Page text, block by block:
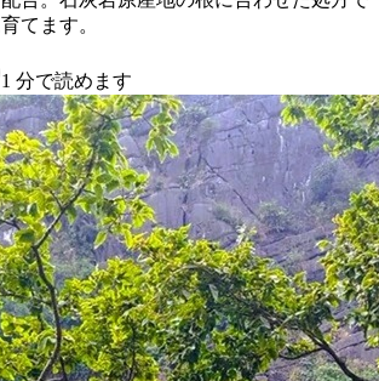
てます。
1 分で読めます